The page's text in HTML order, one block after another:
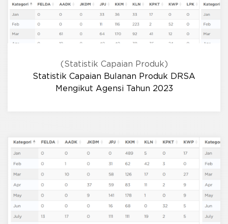
(Statistik Capaian Produk)
Statistik Capaian Bulanan Produk DRSA
Mengikut Agensi Tahun 2023